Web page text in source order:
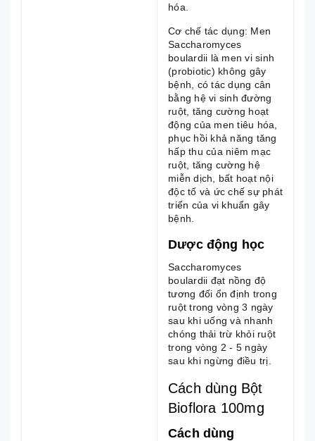
hóa.
Cơ chế tác dụng: Men
Saccharomyces
boulardii là men vi sinh
(probiotic) không gây
bệnh, có tác dụng cân
bằng hệ vi sinh đường
ruột, tăng cường hoạt
động của men tiêu hóa,
phục hồi khả năng tăng
hấp thu của niêm mạc
ruột, tăng cường hệ
miễn dịch, bất hoạt nội
độc tố và ức chế sự phát
triển của vi khuẩn gây
bệnh.
Dược động học
Saccharomyces
boulardii đạt nồng độ
tương đối ổn định trong
ruột trong vòng 3 ngày
sau khi uống và nhanh
chóng thải trừ khỏi ruột
trong vòng 2 - 5 ngày
sau khi ngừng điều trị.
Cách dùng Bột
Bioflora 100mg
Cách dùng